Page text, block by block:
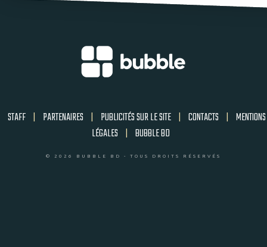
STAFF | PARTENAIRES | PUBLICITÉS SUR LE SITE | CONTACTS | MENTIONS
LÉGALES | BUBBLE BD
© 2026 BUBBLE BD - TOUS DROITS RÉSERVÉS